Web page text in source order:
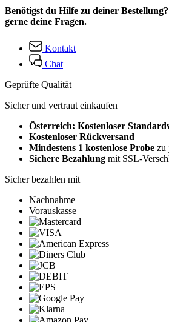
Benötigst du Hilfe zu deiner
gerne deine Fragen.
Kontakt
Chat
Geprüfte Qualität
Sicher und vertraut einkaufen
Österreich: Kostenloser
Kostenloser Rückversand
Mindestens 1 kostenlose Probe zu
Sichere Bezahlung mit SSL-
Sicher bezahlen mit
Nachnahme
Vorauskasse